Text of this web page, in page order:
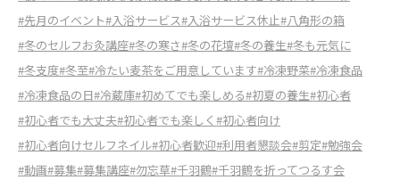
#先月のイベント#入浴サービス#入浴サービス休止#八角形の箱
#冬のセルフお灸講座#冬の寒さ#冬の花壇#冬の養生#冬も元気に
#冬支度#冬至#冷たい麦茶をご用意しています#冷凍野菜#冷凍食品
#冷凍食品の日#冷蔵庫#初めてでも楽しめる#初夏の養生#初心者
#初心者でも大丈夫#初心者でも楽しく #初心者向け
#初心者向けセルフネイル#初心者歓迎#利用者懇談会#剪定#勉強会
#動画#募集#募集講座#勿忘草#千羽鶴#千羽鶴を折ってつるす会